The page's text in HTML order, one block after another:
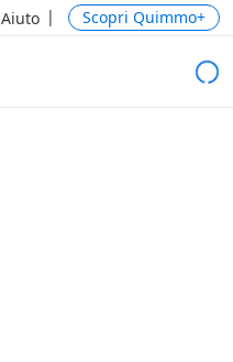
Aiuto Scopri Quimmo+